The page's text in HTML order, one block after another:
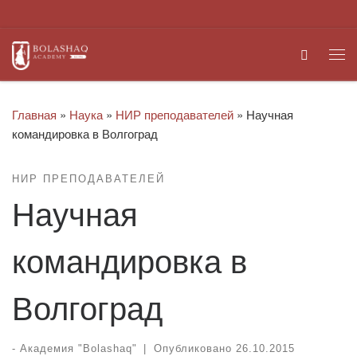
Search
Главная » Наука » НИР преподавателей » Научная
командировка в Волгоград
НИР ПРЕПОДАВАТЕЛЕЙ
Научная
командировка в
Волгоград
- Академия "Bolashaq" Опубликовано 26.10.2015